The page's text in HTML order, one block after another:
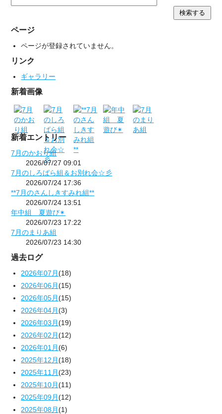
ページ
ページが登録されていません。
リンク
ギャラリー
新着画像
新着エントリー
7月のかおり組
2026/07/27 09:01
7月のしろばら組＆お別れ会☆彡
2026/07/24 17:36
**7月のさんしきすみれ組**
2026/07/24 13:51
年中組 夏遊び✴
2026/07/23 17:22
7月のまりあ組
2026/07/23 14:30
過去ログ
2026年07月(18)
2026年06月(15)
2026年05月(15)
2026年04月(3)
2026年03月(19)
2026年02月(12)
2026年01月(6)
2025年12月(18)
2025年11月(23)
2025年10月(11)
2025年09月(12)
2025年08月(1)